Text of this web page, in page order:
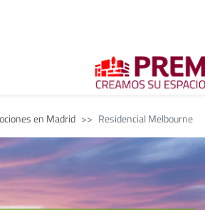
en Madrid Residencial Melbourne